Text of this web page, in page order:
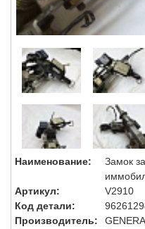
Наименование:
Замок
Артикул:
V2910
Код детали:
Производитель: